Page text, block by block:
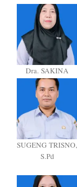
Dra. SAKINA
SUGENG TRISNO,
S.Pd